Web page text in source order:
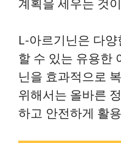
계획을 세우는 것
L-아르기닌은 다
할 수 있는 유용한
닌을 효과적으로
위해서는 올바른
하고 안전하게 활